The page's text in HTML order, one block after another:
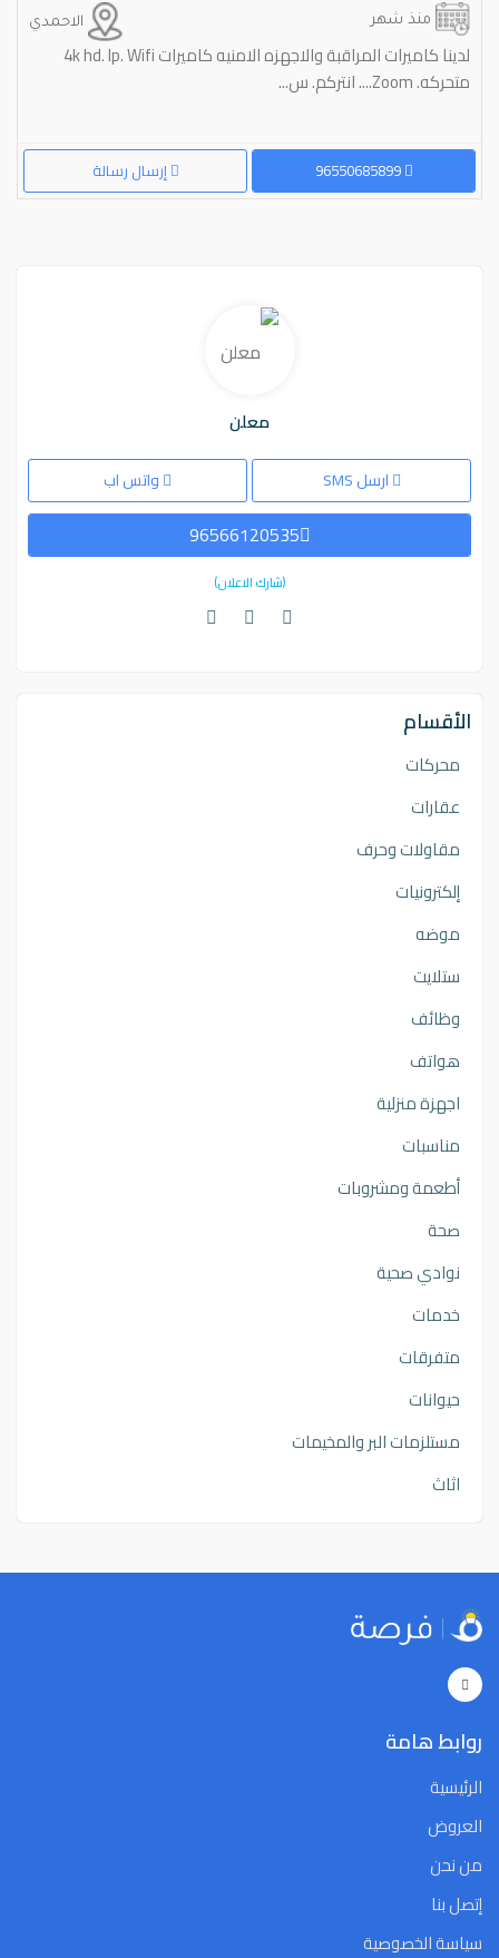
الاحمدي منذ شهر
لدينا كاميرات المراقبة والاجهزه الامنيه كاميرات 4k hd. Ip. Wifi
متحركه. Zoom.... انتركم. س...
إرسال رسالة 96550685899
معلن
ارسل SMS واتس اب
96566120535
(شارك الاعلان)
الأقسام
محركات
عقارات
مقاولات وحرف
إلكترونيات
موضه
ستلايت
وظائف
هواتف
اجهزة منزلية
مناسبات
أطعمة ومشروبات
صحة
نوادي صحية
خدمات
متفرقات
حيوانات
مستلزمات البر والمخيمات
اثاث
روابط هامة
الرئيسية
العروض
من نحن
إتصل بنا
سياسة الخصوصية